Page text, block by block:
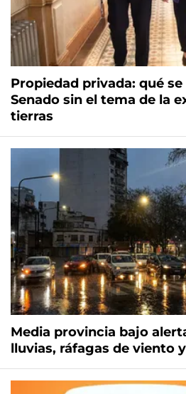
Propiedad privada: qué
Senado sin el tema de la
tierras
Media provincia bajo
lluvias, ráfagas de viento